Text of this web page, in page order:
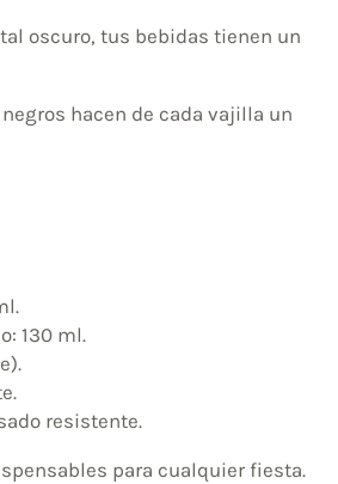
oscuro, tus bebidas tienen un
hacen de cada vajilla un
130 ml.
resistente.
para cualquier fiesta.